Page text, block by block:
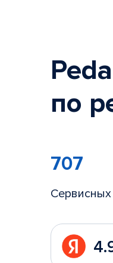
по
707